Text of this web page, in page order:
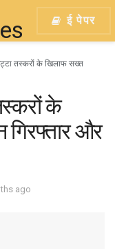
ई पेपर
तस्करों के खिलाफ सख्त
के
गिरफ्तार और
ago